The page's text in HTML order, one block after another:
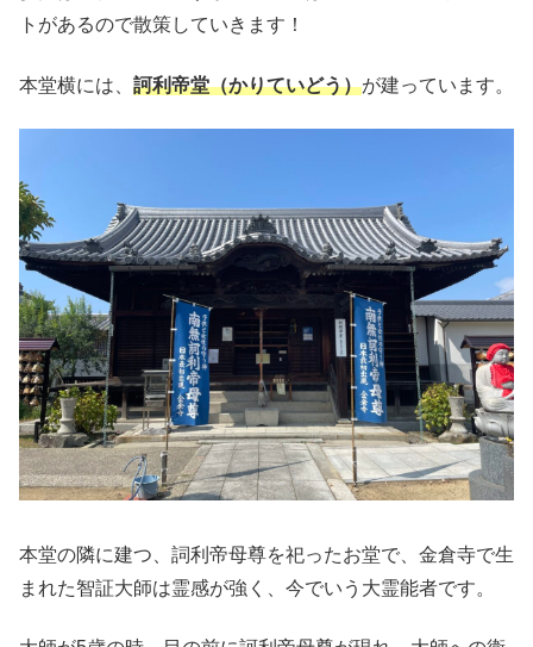
トがあるので散策していきます！
本堂横には、 訶利帝堂（かりていどう）が建っています。
本堂の隣に建つ、詞利帝母尊を祀ったお堂で、金倉寺で生
まれた智証大師は霊感が強く、今でいう大霊能者です。